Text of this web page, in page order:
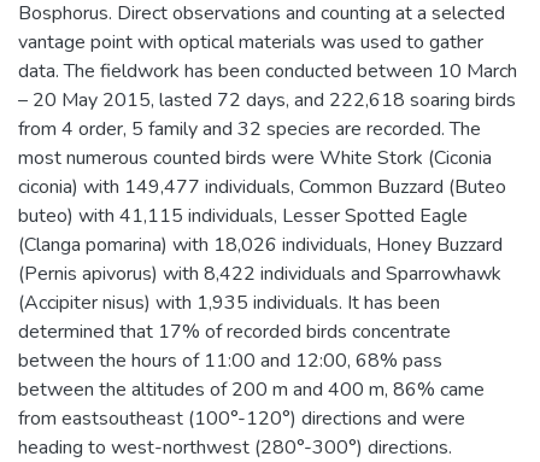
Bosphorus. Direct observations and counting at a selected
vantage point with optical materials was used to gather
data. The fieldwork has been conducted between 10 March
– 20 May 2015, lasted 72 days, and 222,618 soaring birds
from 4 order, 5 family and 32 species are recorded. The
most numerous counted birds were White Stork (Ciconia
ciconia) with 149,477 individuals, Common Buzzard (Buteo
buteo) with 41,115 individuals, Lesser Spotted Eagle
(Clanga pomarina) with 18,026 individuals, Honey Buzzard
(Pernis apivorus) with 8,422 individuals and Sparrowhawk
(Accipiter nisus) with 1,935 individuals. It has been
determined that 17% of recorded birds concentrate
between the hours of 11:00 and 12:00, 68% pass
between the altitudes of 200 m and 400 m, 86% came
from eastsoutheast (100°-120°) directions and were
heading to west-northwest (280°-300°) directions.